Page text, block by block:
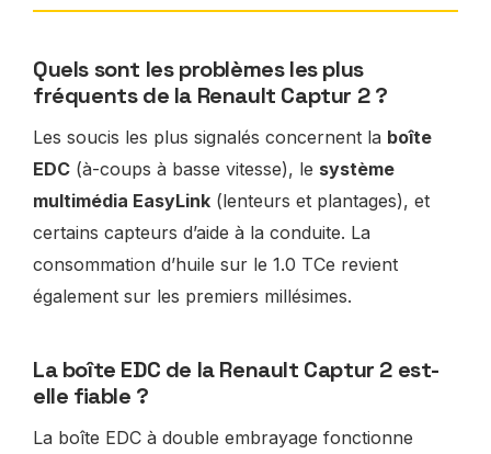
Quels sont les problèmes les plus
fréquents de la Renault Captur 2 ?
Les soucis les plus signalés concernent la boîte
EDC (à-coups à basse vitesse), le système
multimédia EasyLink (lenteurs et plantages), et
certains capteurs d’aide à la conduite. La
consommation d’huile sur le 1.0 TCe revient
également sur les premiers millésimes.
La boîte EDC de la Renault Captur 2 est-
elle fiable ?
La boîte EDC à double embrayage fonctionne